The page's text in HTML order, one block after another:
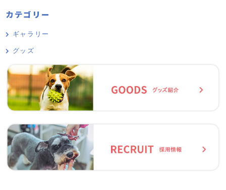
カテゴリー
ギャラリー
グッズ